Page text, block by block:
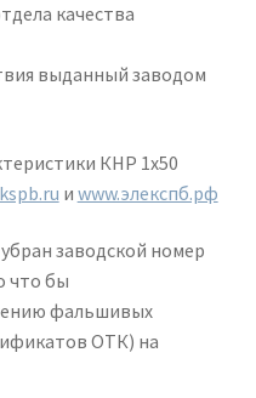
качества
выданный заводом
КНР 1х50
и www.элекспб.рф
заводской номер
что бы
фальшивых
ОТК) на